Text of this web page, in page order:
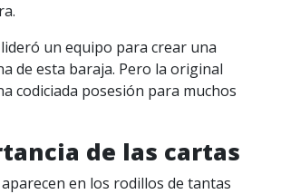
lideró un equipo para crear una
de esta baraja. Pero la original
codiciada posesión para muchos
de las cartas
en los rodillos de tantas